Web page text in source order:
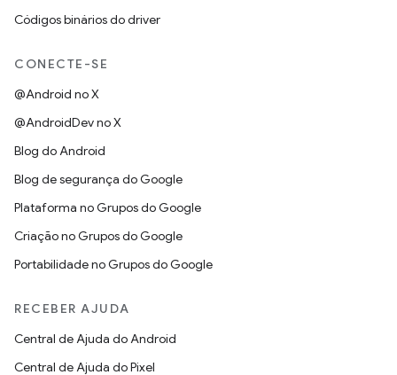
Códigos binários do driver
CONECTE-SE
@Android no X
@AndroidDev no X
Blog do Android
Blog de segurança do Google
Plataforma no Grupos do Google
Criação no Grupos do Google
Portabilidade no Grupos do Google
RECEBER AJUDA
Central de Ajuda do Android
Central de Ajuda do Pixel